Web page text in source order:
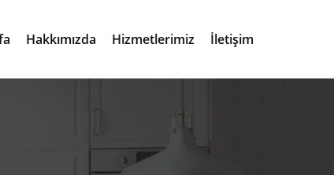
Hakkımızda Hizmetlerimiz İletişim